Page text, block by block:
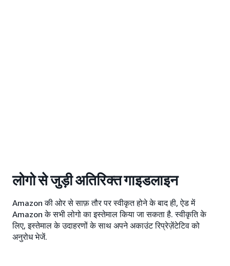
लोगो से जुड़ी अतिरिक्त गाइडलाइन
Amazon की ओर से साफ़ तौर पर स्वीकृत होने के बाद ही, ऐड में
Amazon के सभी लोगो का इस्तेमाल किया जा सकता है. स्वीकृति के
लिए, इस्तेमाल के उदाहरणों के साथ अपने अकाउंट रिप्रेज़ेंटेटिव को
अनुरोध भेजें.